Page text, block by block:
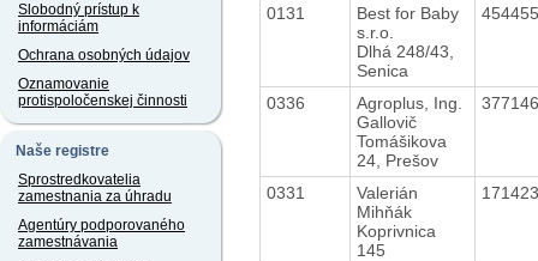
Slobodný prístup k
informáciám
Ochrana osobných údajov
Oznamovanie
protispoločenskej činnosti
Naše registre
Sprostredkovatelia
zamestnania za úhradu
Agentúry podporovaného
zamestnávania
0131
Best for Baby
s.r.o.
Dlhá 248/43,
Senica
0336
Agroplus, Ing.
Gallovič
Tomášikova
24, Prešov
0331
Valerián
Mihňák
Koprivnica
145